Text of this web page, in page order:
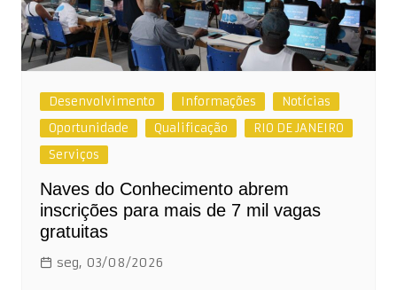
Desenvolvimento Informações
Notícias
Oportunidade
Qualificação
RIO DE JANEIRO
Serviços
Naves do Conhecimento abrem
inscrições para mais de 7 mil vagas
gratuitas
seg, 03/08/2026